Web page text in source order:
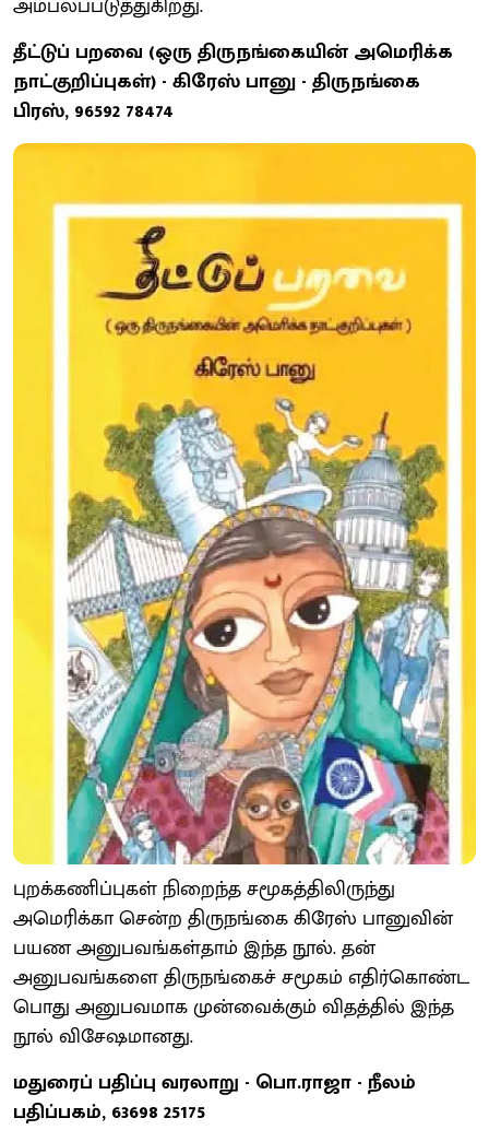
அம்பலப்படுத்துகிறது.
தீட்டுப் பறவை (ஒரு திருநங்கையின் அமெரிக்க
நாட்குறிப்புகள்) - கிரேஸ் பானு - திருநங்கை
பிரஸ், 96592 78474
புறக்கணிப்புகள் நிறைந்த சமூகத்திலிருந்து
அமெரிக்கா சென்ற திருநங்கை கிரேஸ் பானுவின்
பயண அனுபவங்கள்தாம் இந்த நூல். தன்
அனுபவங்களை திருநங்கைச் சமூகம் எதிர்கொண்ட
பொது அனுபவமாக முன்வைக்கும் விதத்தில் இந்த
நூல் விசேஷமானது.
மதுரைப் பதிப்பு வரலாறு - பொ.ராஜா - நீலம்
பதிப்பகம், 63698 25175